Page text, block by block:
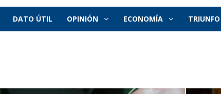
La
Nación
DATO ÚTIL OPINIÓN ECONOMÍA TRIUNFO